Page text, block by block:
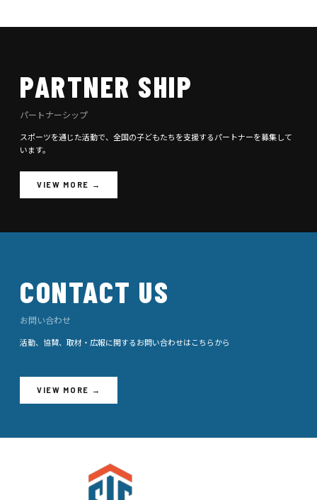
PARTNER SHIP
パートナーシップ
スポーツを通じた活動で、全国の子どもたちを支援するパートナーを募集して
います。
VIEW MORE →
CONTACT US
お問い合わせ
活動、協賛、取材・広報に関するお問い合わせはこちらから
VIEW MORE →